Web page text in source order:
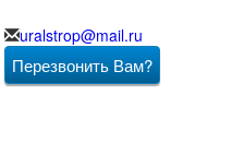
uralstrop@mail.ru
Перезвонить Вам?